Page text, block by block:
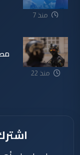
منذ 7
منذ 22